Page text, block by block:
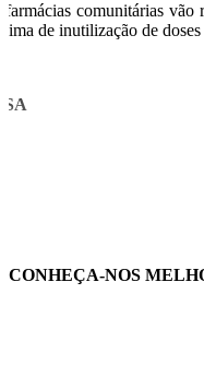
comunitárias vão
de inutilização de
CONHEÇA-NOS